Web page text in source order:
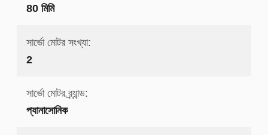
80 মিমি
সার্ভো মোটর সংখ্যা:
2
সার্ভো মোটর ব্র্যান্ড:
প্যানাসোনিক